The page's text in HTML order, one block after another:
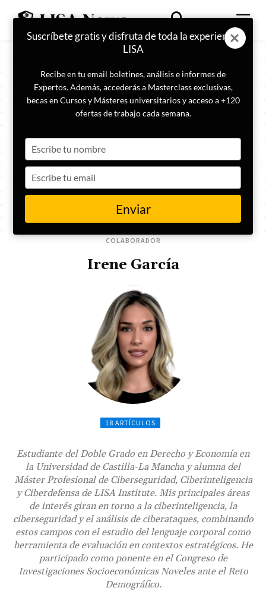
COLABORADOR
Irene García
18 ARTÍCULOS
Estudiante del Doble Grado en Derecho y Economía en
la Universidad de Castilla-La Mancha y alumna del
Máster Profesional de Ciberseguridad, Ciberinteligencia
y Ciberdefensa de LISA Institute. Mis principales áreas
de interés giran en torno a la ciberinteligencia, la
ciberseguridad y el análisis de ciberataques, combinando
estos campos con el estudio del lenguaje corporal como
herramienta de evaluación en contextos estratégicos. He
participado como ponente en el Congreso de
Investigaciones Socioeconómicas Noveles ante el Reto
Demográfico.
Suscríbete gratis y disfruta de toda la experiencia
LISA
Recibe en tu email boletines, análisis e informes de
Expertos. Además, accederás a Masterclass exclusivas,
becas en Cursos y Másteres universitarios y acceso a +120
ofertas de trabajo cada semana.
your
name
your
email
Enviar